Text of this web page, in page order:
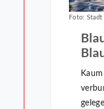
Foto: